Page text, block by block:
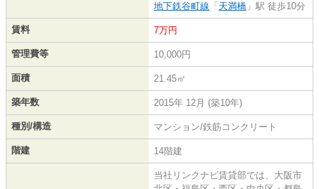
地下鉄谷町線 「 天満橋 」駅 徒歩10分
賃料 7万円
管理費等 10,000円
面積 21.45㎡
築年数 2015年 12月 (築10年)
種別/構造 マンション/鉄筋コンクリート
階建 14階建
当社リンクナビ賃貸部では、大阪市